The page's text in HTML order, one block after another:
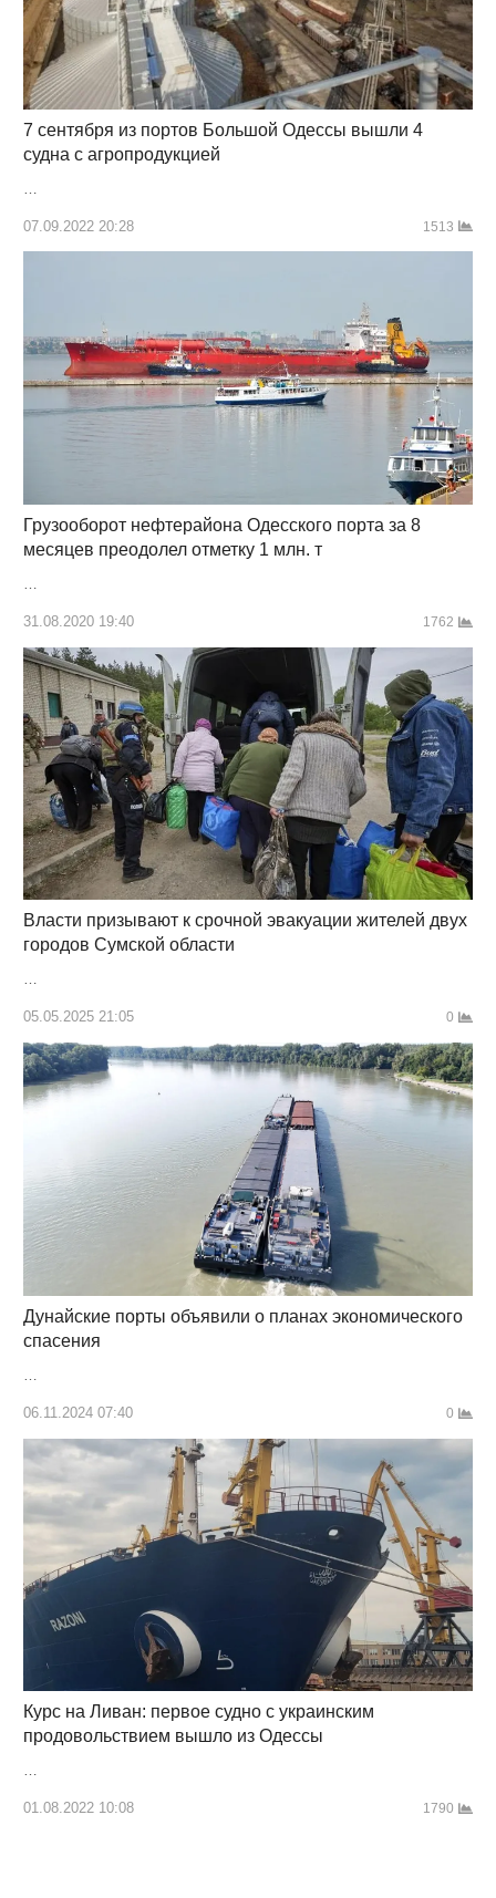
7 сентября из портов Большой Одессы вышли 4
судна с агропродукцией
07.09.2022 20:28 1513
Грузооборот нефтерайона Одесского порта за 8
месяцев преодолел отметку 1 млн. т
…
31.08.2020 19:40 1762
Власти призывают к срочной эвакуации жителей двух
городов Сумской области
…
05.05.2025 21:05 0
Дунайские порты объявили о планах экономического
спасения
06.11.2024 07:40 0
Курс на Ливан: первое судно с украинским
продовольствием вышло из Одессы
…
01.08.2022 10:08 1790